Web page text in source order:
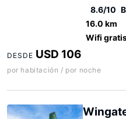
8.6/10
16.0 km
Wifi
DESDE USD 106
por habitación / por noche